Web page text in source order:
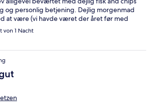
og personlig betjening. Dejlig morgenmad
at være (vi havde været der året før med
service og personlig betjening De bedste
Buhl Aalborg
von 1 Nacht